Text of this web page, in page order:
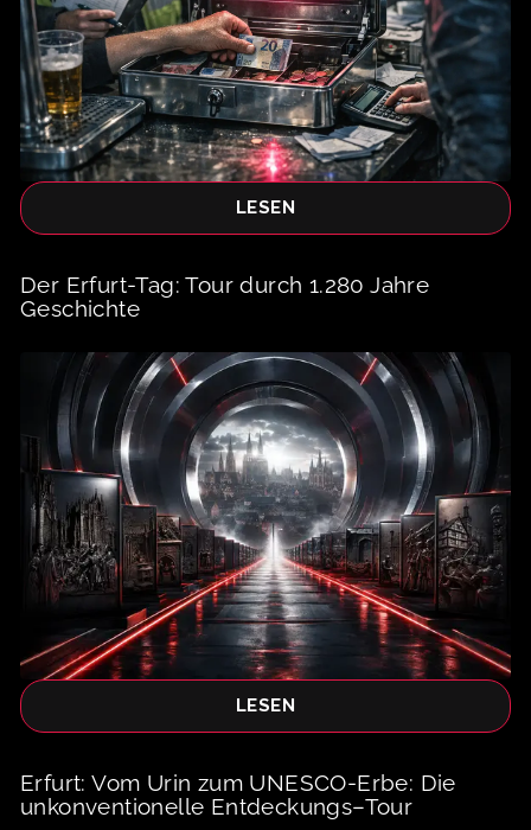
LESEN
Der Erfurt-Tag: Tour durch 1.280 Jahre
Geschichte
LESEN
Erfurt: Vom Urin zum UNESCO-Erbe: Die
unkonventionelle Entdeckungs–Tour